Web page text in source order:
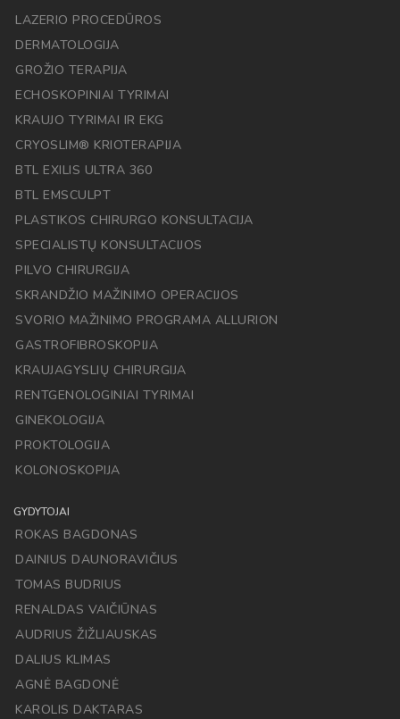
LAZERIO PROCEDŪROS
DERMATOLOGIJA
GROŽIO TERAPIJA
ECHOSKOPINIAI TYRIMAI
KRAUJO TYRIMAI IR EKG
CRYOSLIM® KRIOTERAPIJA
BTL EXILIS ULTRA 360
BTL EMSCULPT
PLASTIKOS CHIRURGO KONSULTACIJA
SPECIALISTŲ KONSULTACIJOS
PILVO CHIRURGIJA
SKRANDŽIO MAŽINIMO OPERACIJOS
SVORIO MAŽINIMO PROGRAMA ALLURION
GASTROFIBROSKOPIJA
KRAUJAGYSLIŲ CHIRURGIJA
RENTGENOLOGINIAI TYRIMAI
GINEKOLOGIJA
PROKTOLOGIJA
KOLONOSKOPIJA
GYDYTOJAI
ROKAS BAGDONAS
DAINIUS DAUNORAVIČIUS
TOMAS BUDRIUS
RENALDAS VAIČIŪNAS
AUDRIUS ŽIŽLIAUSKAS
DALIUS KLIMAS
AGNĖ BAGDONĖ
KAROLIS DAKTARAS